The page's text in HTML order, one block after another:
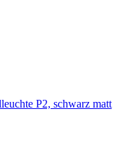
P2, schwarz matt